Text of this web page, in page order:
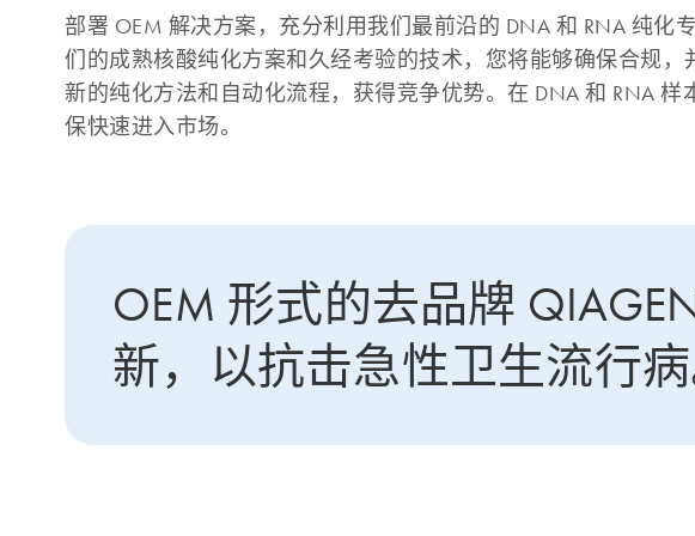
部署 OEM 解决方案，充分利用我们最前沿的 DNA 和 RNA 纯化
们的成熟核酸纯化方案和久经考验的技术，您将能够确保合规，
新的纯化方法和自动化流程，获得竞争优势。在 DNA 和 RNA
保快速进入市场。
OEM 形式的去品牌
新，以抗击急性卫生流行病